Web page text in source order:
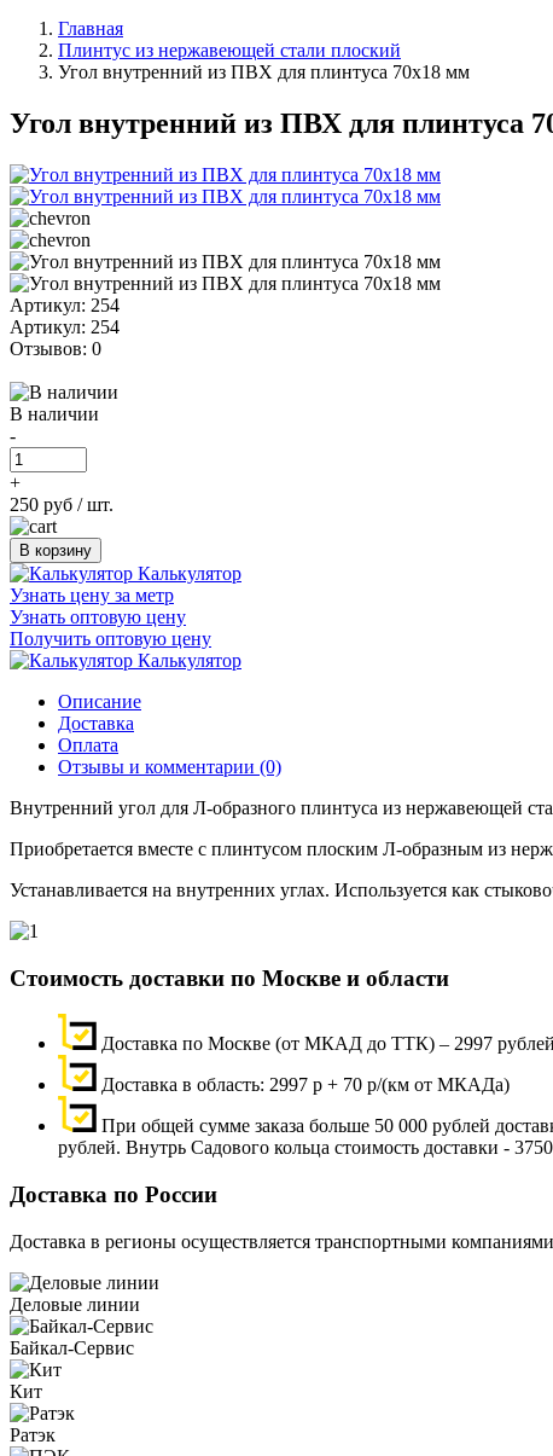
Главная
Плинтус из нержавеющей стали плоский
Угол внутренний из ПВХ для плинтуса 70х18 мм
Угол внутренний из ПВХ для плинтуса
Артикул: 254
Артикул: 254
Отзывов: 0
В наличии
-
+
250 руб / шт.
В корзину
Калькулятор
Узнать цену за метр
Узнать оптовую цену
Получить оптовую цену
Калькулятор
Описание
Доставка
Оплата
Отзывы и комментарии (0)
Внутренний угол для Л-образного плинтуса из нержавеющей
Приобретается вместе с плинтусом плоским Л-образным из
Устанавливается на внутренних углах. Используется как
Стоимость доставки по Москве и области
Доставка по Москве (от МКАД до ТТК) – 2997 рублей
Доставка в область: 2997 р + 70 р/(км от МКАДа)
При общей сумме заказа больше 50 000 рублей
рублей. Внутрь Садового кольца стоимость доставки -
Доставка по России
Доставка в регионы осуществляется транспортными
Деловые линии
Байкал-Сервис
Кит
Ратэк